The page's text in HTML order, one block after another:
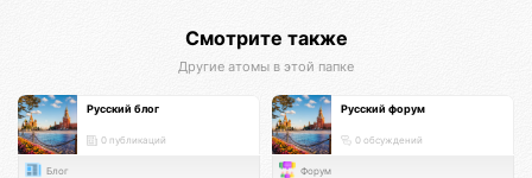
Смотрите также
Другие атомы в этой папке
Русский блог
0 публикаций
Блог
Русский форум
0 обсуждений
Форум